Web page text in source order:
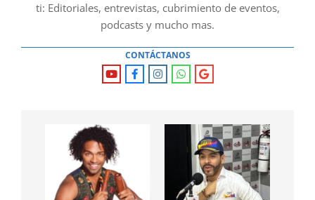
ti: Editoriales, entrevistas, cubrimiento de eventos,
podcasts y mucho mas.
CONTÁCTANOS